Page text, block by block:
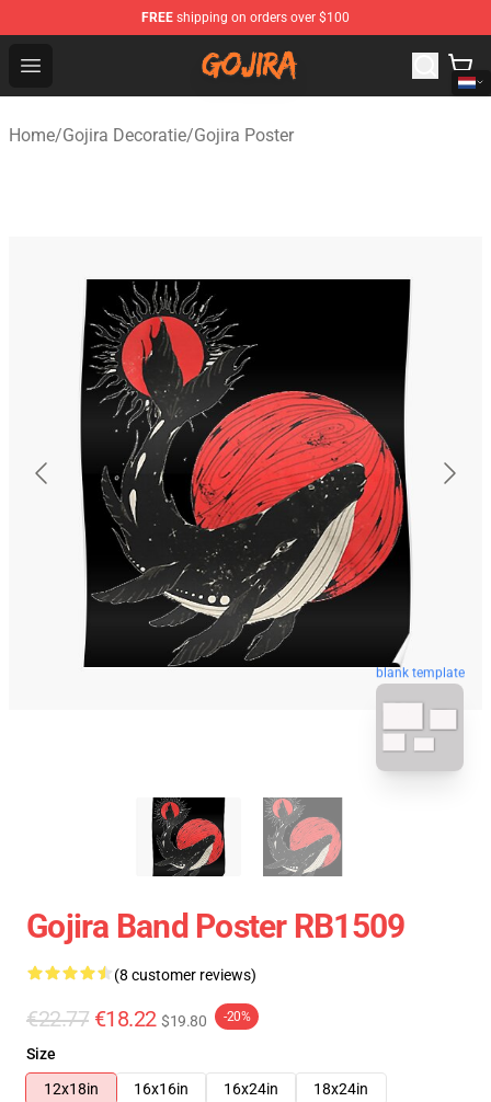
FREE shipping on orders over $100
Open menu
Gojira Shop - Official Gojira Merchandise Store
Home/Gojira Decoratie/Gojira Poster
blank template
Gojira Band Poster RB1509
(8 customer reviews)
€22.77 €18.22 $19.80 -20%
Size
12x18in
16x16in 16x24in 18x24in